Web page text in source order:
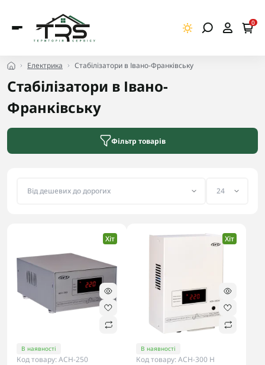
0
Електрика Стабілізатори в Івано-Франківську
Стабілізатори в Івано-
Франківську
Фільтр товарів
Хіт
В наявності
Код товару: АCH-250
Хіт
В наявності
Код товару: АСН-300 Н